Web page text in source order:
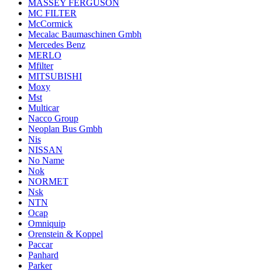
MASSEY FERGUSON
MC FILTER
McCormick
Mecalac Baumaschinen Gmbh
Mercedes Benz
MERLO
Mfilter
MITSUBISHI
Moxy
Mst
Multicar
Nacco Group
Neoplan Bus Gmbh
Nis
NISSAN
No Name
Nok
NORMET
Nsk
NTN
Ocap
Omniquip
Orenstein & Koppel
Paccar
Panhard
Parker